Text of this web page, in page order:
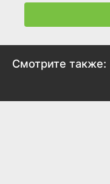
Смотрите также: